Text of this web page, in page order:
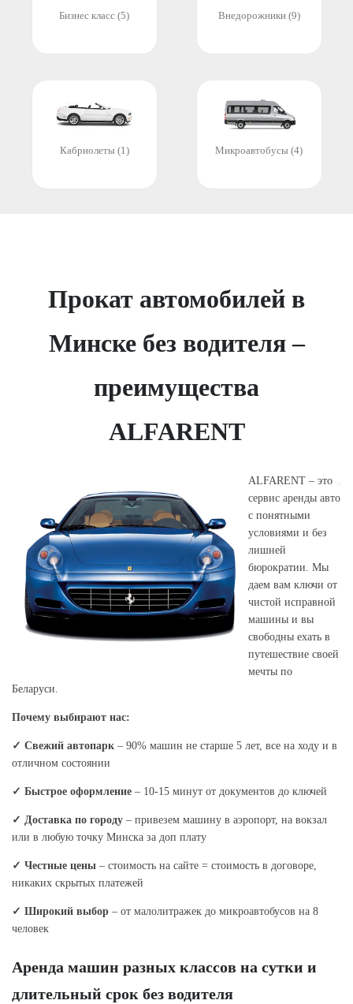
Бизнес класс (5) Внедорожники (9)
Кабриолеты (1) Микроавтобусы (4)
Прокат автомобилей в
Минске без водителя –
преимущества
ALFARENT
ALFARENT – это
сервис аренды авто
с понятными
условиями и без
лишней
бюрократии. Мы
даем вам ключи от
чистой исправной
машины и вы
свободны ехать в
путешествие своей
мечты по
Беларуси.
Почему выбирают нас:
✓ Свежий автопарк – 90% машин не старше 5 лет, все на ходу и в
отличном состоянии
✓ Быстрое оформление – 10-15 минут от документов до ключей
✓ Доставка по городу – привезем машину в аэропорт, на вокзал
или в любую точку Минска за доп плату
✓ Честные цены – стоимость на сайте = стоимость в договоре,
никаких скрытых платежей
✓ Широкий выбор – от малолитражек до микроавтобусов на 8
человек
Аренда машин разных классов на сутки и
длительный срок без водителя